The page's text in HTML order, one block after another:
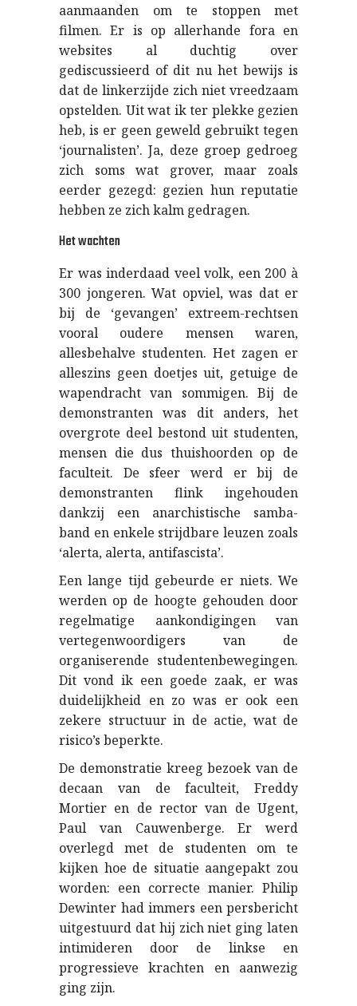
aanmaanden om te stoppen met
filmen. Er is op allerhande fora en
websites al duchtig over
gediscussieerd of dit nu het bewijs is
dat de linkerzijde zich niet vreedzaam
opstelden. Uit wat ik ter plekke gezien
heb, is er geen geweld gebruikt tegen
‘journalisten’. Ja, deze groep gedroeg
zich soms wat grover, maar zoals
eerder gezegd: gezien hun reputatie
hebben ze zich kalm gedragen.
Het wachten
Er was inderdaad veel volk, een 200 à
300 jongeren. Wat opviel, was dat er
bij de ‘gevangen’ extreem-rechtsen
vooral oudere mensen waren,
allesbehalve studenten. Het zagen er
alleszins geen doetjes uit, getuige de
wapendracht van sommigen. Bij de
demonstranten was dit anders, het
overgrote deel bestond uit studenten,
mensen die dus thuishoorden op de
faculteit. De sfeer werd er bij de
demonstranten flink ingehouden
dankzij een anarchistische samba-
band en enkele strijdbare leuzen zoals
‘alerta, alerta, antifascista’.
Een lange tijd gebeurde er niets. We
werden op de hoogte gehouden door
regelmatige aankondigingen van
vertegenwoordigers van de
organiserende studentenbewegingen.
Dit vond ik een goede zaak, er was
duidelijkheid en zo was er ook een
zekere structuur in de actie, wat de
risico’s beperkte.
De demonstratie kreeg bezoek van de
decaan van de faculteit, Freddy
Mortier en de rector van de Ugent,
Paul van Cauwenberge. Er werd
overlegd met de studenten om te
kijken hoe de situatie aangepakt zou
worden: een correcte manier. Philip
Dewinter had immers een persbericht
uitgestuurd dat hij zich niet ging laten
intimideren door de linkse en
progressieve krachten en aanwezig
ging zijn.